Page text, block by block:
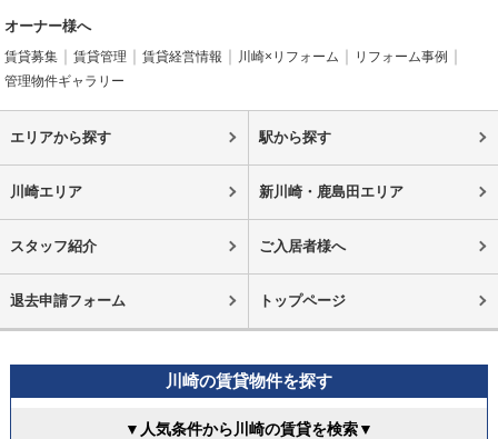
オーナー様へ
賃貸募集 賃貸管理 賃貸経営情報 川崎×リフォーム
リフォーム事例
管理物件ギャラリー
エリアから探す 駅から探す
川崎エリア 新川崎・鹿島田エリア
スタッフ紹介 ご入居者様へ
退去申請フォーム トップページ
川崎の賃貸物件を探す
▼人気条件から川崎の賃貸を検索▼